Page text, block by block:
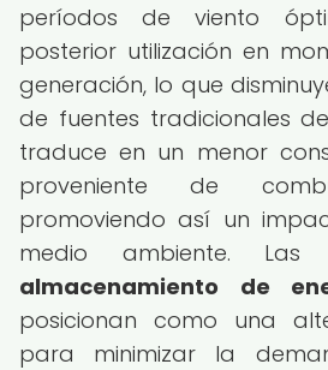
períodos de viento
posterior utilización en
generación, lo que
de fuentes tradicionales
traduce en un menor
proveniente de
promoviendo así un
medio ambiente. Las
almacenamiento de
posicionan como una
para minimizar la